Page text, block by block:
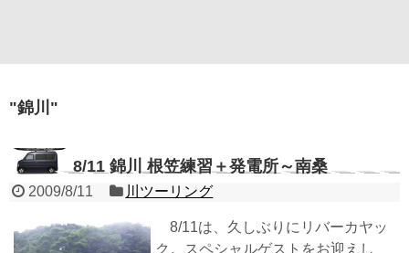
"錦川 "
8/11 錦川 根笠練習＋発電所～南桑
2009/8/11 川ツーリング
8/11は、久しぶりにリバーカヤッ
ク。スペシャルゲストをお迎えし